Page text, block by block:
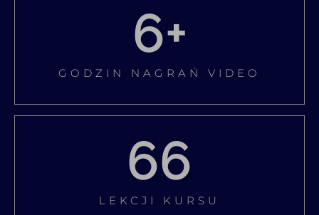
6+
GODZIN NAGRAŃ VIDEO
66
LEKCJI KURSU